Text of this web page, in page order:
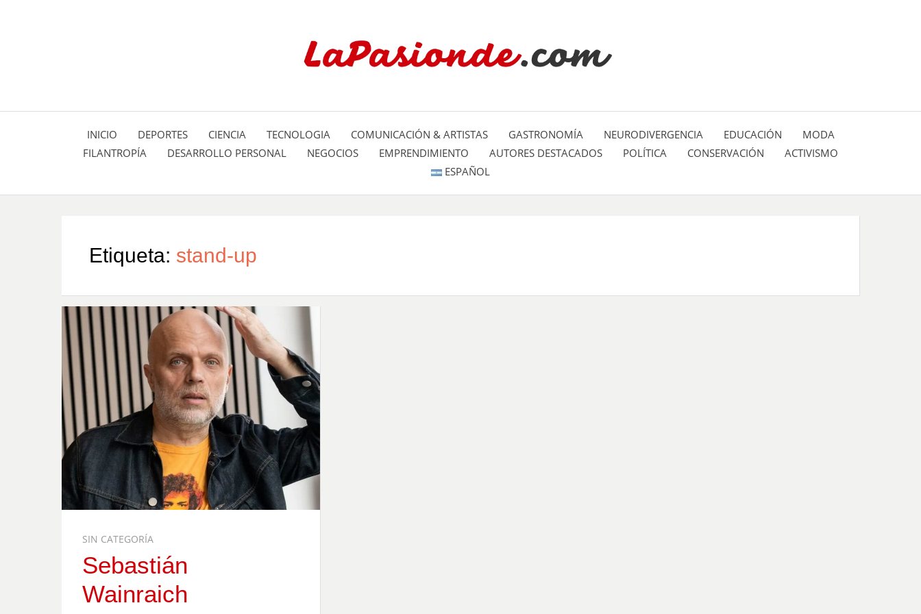
LA PASIÓN DE:
INICIO DEPORTES CIENCIA TECNOLOGIA COMUNICACIÓN & ARTISTAS GASTRONOMÍA NEURODIVERGENCIA EDUCACIÓN
MODA
FILANTROPÍA
DESARROLLO PERSONAL NEGOCIOS EMPRENDIMIENTO AUTORES DESTACADOS POLÍTICA CONSERVACIÓN
ACTIVISMO
ESPAÑOL
Etiqueta: stand-up
SIN CATEGORÍA
Sebastián
Wainraich